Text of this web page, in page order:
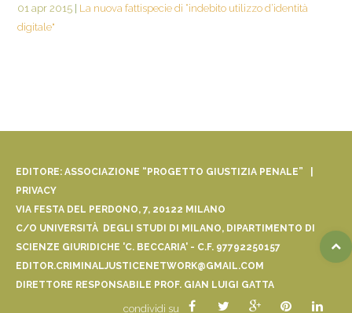
01 apr 2015
La nuova fattispecie di “indebito utilizzo d’identità
digitale"
EDITORE: ASSOCIAZIONE “PROGETTO GIUSTIZIA PENALE” |
PRIVACY
VIA FESTA DEL PERDONO, 7, 20122 MILANO
C/O UNIVERSITÀ DEGLI STUDI DI MILANO, DIPARTIMENTO DI
SCIENZE GIURIDICHE 'C. BECCARIA' - C.F. 97792250157
EDITOR.CRIMINALJUSTICENETWORK@GMAIL.COM
DIRETTORE RESPONSABILE PROF. GIAN LUIGI GATTA
condividi su